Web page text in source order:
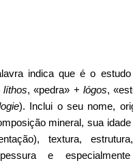
indica que é o
líthos, «pedra» + lógos,
). Inclui o seu nome,
mineral, sua idade
textura,
e